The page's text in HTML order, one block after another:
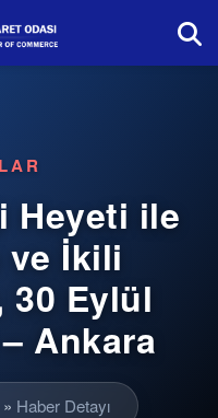
Heyeti ile
ve İkili
30 Eylül
Ankara
» Haber Detayı